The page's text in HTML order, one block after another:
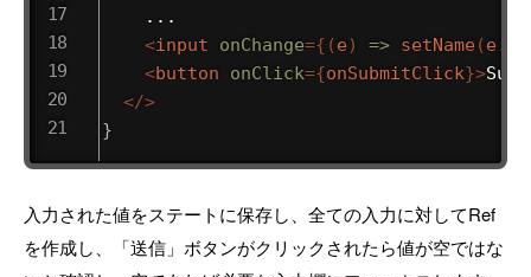
    ...
<input onChange={ (e) => setName(e.
<button onClick={onSubmitClick}>
</>
}
入力された値をステートに保存し、全ての入力に対してRef
を作成し、「送信」ボタンがクリックされたら値が空ではな